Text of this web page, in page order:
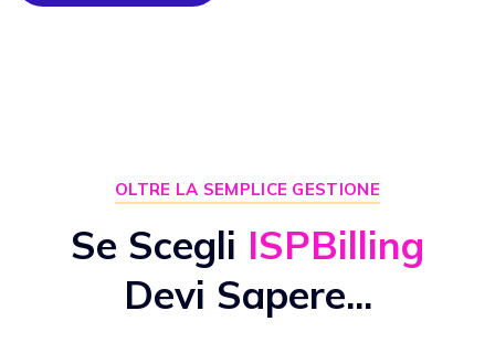
OLTRE LA SEMPLICE GESTIONE
Se Scegli ISPBilling
Devi Sapere...